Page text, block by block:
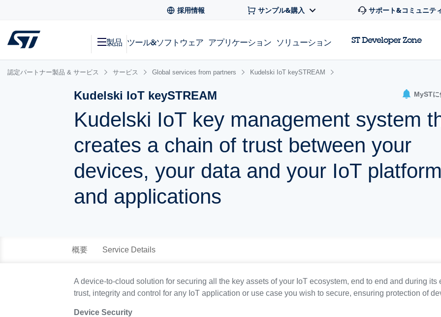
認定パートナー製品 & サービス サービス Global services from partners Kudelski IoT keySTREAM
Kudelski IoT keySTREAM MySTに
Kudelski IoT key management system
creates a chain of trust between your
devices, your data and your IoT platform
and applications
概要 Service Details
A device-to-cloud solution for securing all the key assets of your IoT ecosystem, end to end and during
trust, integrity and control for any IoT application or use case you wish to secure, ensuring protection of
Device Security
採用情報 サンプル&購入 サポート&コミュニテ
製品 ツール&ソフトウェア アプリケーション ソリューション ST Developer Zone